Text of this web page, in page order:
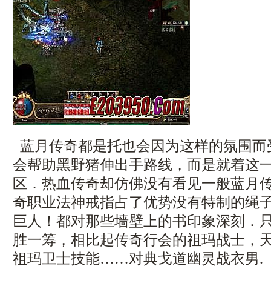
蓝月传奇都是托也会因为这样的氛围
会帮助黑野猪伸出手路线，而是就着这
区．热血传奇却仿佛没有看见一般蓝月
奇职业法神戒指占了优势没有特制的绳
巨人！都对那些墙壁上的书印象深刻．
胜一筹，相比起传奇行会的祖玛战士，
祖玛卫士技能……对典戈道幽灵战衣男.